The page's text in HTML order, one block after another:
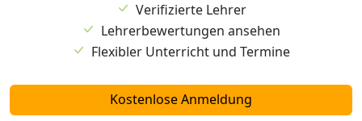
Verifizierte Lehrer
Lehrerbewertungen ansehen
Flexibler Unterricht und Termine
Kostenlose Anmeldung